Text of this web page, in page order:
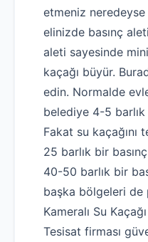
etmeniz neredeyse
elinizde basınç
aleti sayesinde
kaçağı büyür.
edin. Normalde
belediye 4-5
Fakat su
25 barlık bir
40-50 barlık bir
başka bölgeleri de
Kameralı Su
Tesisat firması